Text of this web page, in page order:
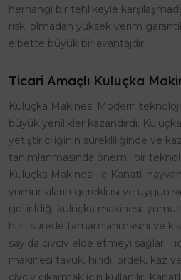
herhangi bir tehlikeyle
riski olmadan yüksek verim
elbette büyük bir avantajdır.
Ticari Amaçlı Kuluçka
Kuluçka Makinesi Modern
büyük yenilikler kazandırdı.
yetiştiriciliğinin sürekliliğinde ve
tanımlanmasında önemli bir
Kuluçka Makinesi ile Kanatlı
yumurtaların gerekli ısı ve uygun
getirildiği kuluçka makinesi,
hızlı sürede tamamlanmasını ve
sayıda civciv elde etmeyi sağlar.
makinesi tavuk, hindi, ördek, kaz ve